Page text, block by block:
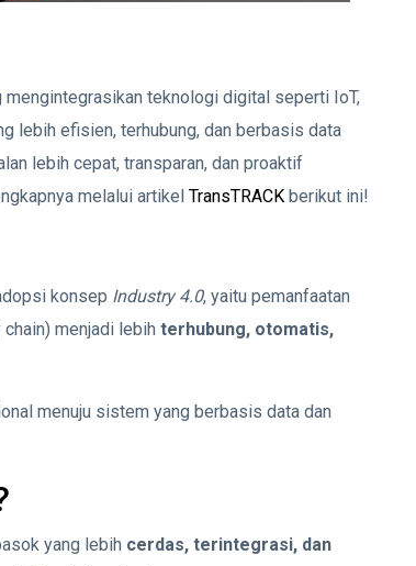
teknologi digital seperti IoT,
lebih efisien, terhubung, dan berbasis data
lebih cepat, transparan, dan proaktif
melalui artikel TransTRACK berikut ini!
konsep Industry 4.0, yaitu pemanfaatan
menjadi lebih terhubung, otomatis,
menuju sistem yang berbasis data dan
yang lebih cerdas, terintegrasi, dan